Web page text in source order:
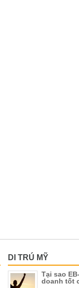
DI TRÚ MỸ
Tại sao
doanh tốt